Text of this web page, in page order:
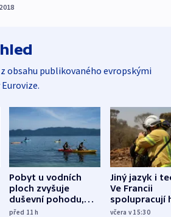
obsahu publikovaného evropskými
Pobyt u vodních
ploch zvyšuje
duševní pohodu,
ukázala
před 11h
Jiný jazyk i
Ve Francii
spolupracují
různých zemí
včera v 15:30